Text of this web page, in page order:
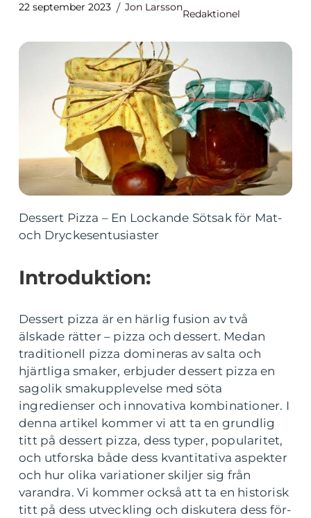
22 september 2023 Jon Larsson
Redaktionel
Dessert Pizza – En Lockande Sötsak för Mat-
och Dryckesentusiaster
Introduktion:
Dessert pizza är en härlig fusion av två
älskade rätter – pizza och dessert. Medan
traditionell pizza domineras av salta och
hjärtliga smaker, erbjuder dessert pizza en
sagolik smakupplevelse med söta
ingredienser och innovativa kombinationer. I
denna artikel kommer vi att ta en grundlig
titt på dessert pizza, dess typer, popularitet,
och utforska både dess kvantitativa aspekter
och hur olika variationer skiljer sig från
varandra. Vi kommer också att ta en historisk
titt på dess utveckling och diskutera dess för-